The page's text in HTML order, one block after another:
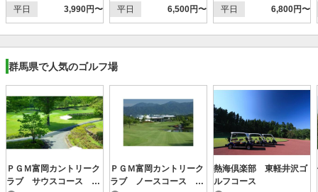
平日
3,990円〜
平日
6,500円〜
平日
6,800円〜
群馬県で人気のゴルフ場
ＰＧＭ富岡カントリーク
ラブ サウスコース
ＰＧＭ富岡カントリーク
ラブ ノースコース
熱海倶楽部 東軽井沢ゴ
ルフコース